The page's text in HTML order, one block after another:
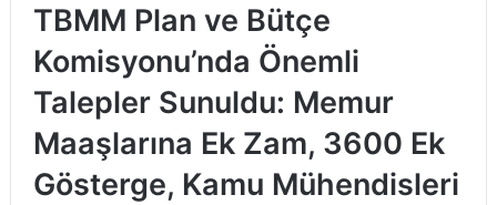
TBMM Plan ve Bütçe
Komisyonu’nda Önemli
Talepler Sunuldu: Memur
Maaşlarına Ek Zam, 3600 Ek
Gösterge, Kamu Mühendisleri